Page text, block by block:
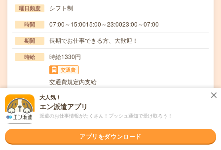
曜日頻度 シフト制
時間 07:00～15:0015:00～23:0023:00～07:00
期間 長期でお仕事できる方、大歓迎！
時給 時給1330円
交通費
交通費規定内支給
仕事内容
家庭紙原紙機械操作(モニター操作管理・原紙品質管理)
【取扱製品情報】家庭紙≪待遇・福利厚生≫・日払い…
応募資格
職種未経験OK / ブランクOK / 英語力不要
◆未経験OK！〇まずは事前登録だけでもOK！履歴書不要
で気軽にオンライン登録★氏名・職種などを入力す…
大人気！
エン派遣アプリ
派遣のお仕事情報がたくさん！プッシュ通知で受け取ろう！
アプリをダウンロード